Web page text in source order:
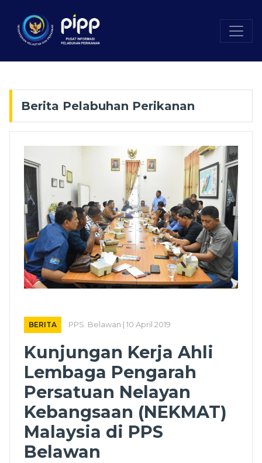
Berita Pelabuhan Perikanan
BERITA PPS. Belawan | 10 April 2019
Kunjungan Kerja Ahli
Lembaga Pengarah
Persatuan Nelayan
Kebangsaan (NEKMAT)
Malaysia di PPS
Belawan